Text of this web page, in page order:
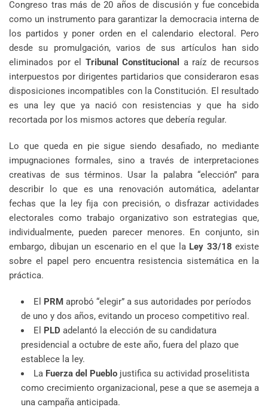
Congreso tras más de 20 años de discusión y fue concebida
como un instrumento para garantizar la democracia interna de
los partidos y poner orden en el calendario electoral. Pero
desde su promulgación, varios de sus artículos han sido
eliminados por el Tribunal Constitucional
a raíz de recursos
interpuestos por dirigentes partidarios que consideraron esas
disposiciones incompatibles con la Constitución. El resultado
es una ley que ya nació con resistencias y que ha sido
recortada por los mismos actores que debería regular.
Lo que queda en pie sigue siendo desafiado, no mediante
impugnaciones formales, sino a través de interpretaciones
creativas de sus términos. Usar la palabra “elección” para
describir lo que es una renovación automática, adelantar
fechas que la ley fija con precisión, o disfrazar actividades
electorales como trabajo organizativo son estrategias que,
individualmente, pueden parecer menores. En conjunto, sin
embargo, dibujan un escenario en el que la Ley 33/18 existe
sobre el papel pero encuentra resistencia sistemática en la
práctica.
El PRM aprobó “elegir” a sus autoridades por períodos
de uno y dos años, evitando un proceso competitivo real.
El PLD adelantó la elección de su candidatura
presidencial a octubre de este año, fuera del plazo que
establece la ley.
La Fuerza del Pueblo justifica su actividad proselitista
como crecimiento organizacional, pese a que se asemeja a
una campaña anticipada.